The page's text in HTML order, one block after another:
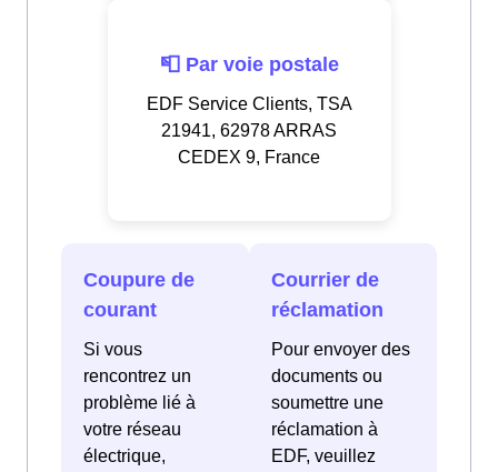
📮 Par voie postale
EDF Service Clients, TSA
21941, 62978 ARRAS
CEDEX 9, France
Coupure de
courant
Si vous
rencontrez un
problème lié à
votre réseau
électrique,
Courrier de
réclamation
Pour envoyer des
documents ou
soumettre une
réclamation à
EDF, veuillez